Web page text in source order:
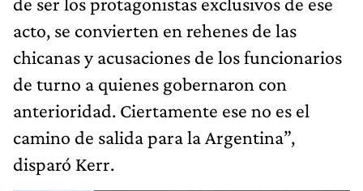
acto, se convierten en rehenes de las
chicanas y acusaciones de los funcionarios
de turno a quienes gobernaron con
anterioridad. Ciertamente ese no es el
camino de salida para la Argentina”,
disparó Kerr.